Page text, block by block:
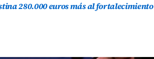
280.000 euros más al fortalecimiento